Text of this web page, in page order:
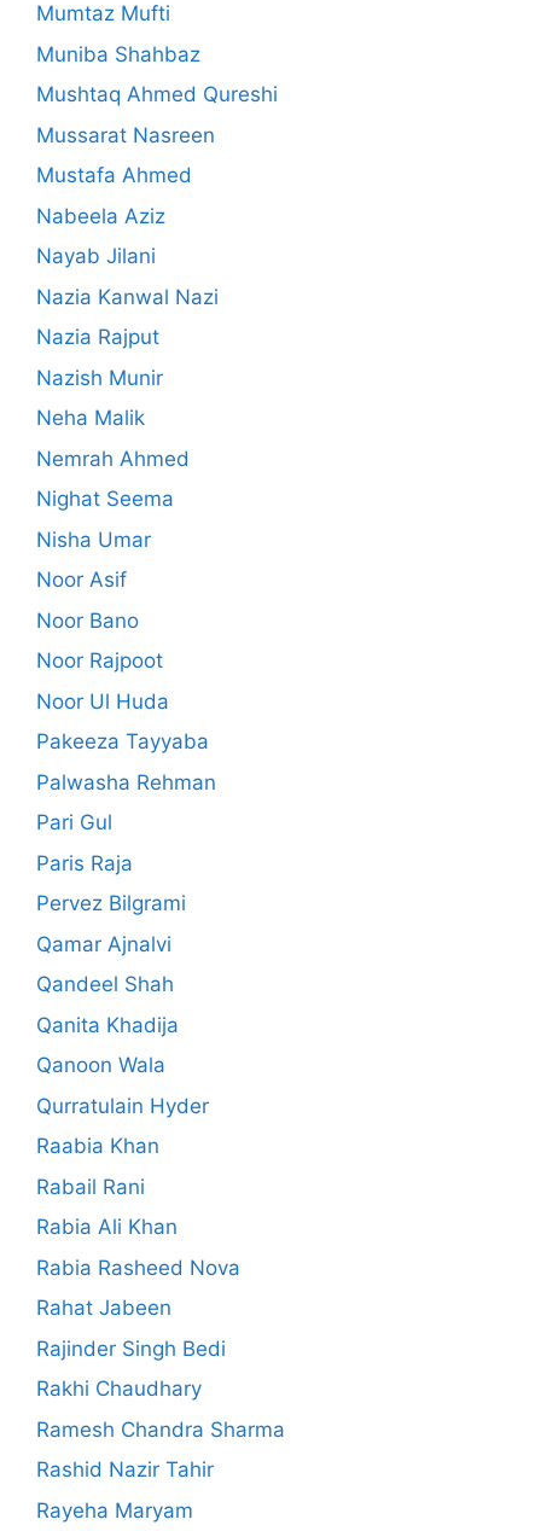
Mumtaz Mufti
Muniba Shahbaz
Mushtaq Ahmed Qureshi
Mussarat Nasreen
Mustafa Ahmed
Nabeela Aziz
Nayab Jilani
Nazia Kanwal Nazi
Nazia Rajput
Nazish Munir
Neha Malik
Nemrah Ahmed
Nighat Seema
Nisha Umar
Noor Asif
Noor Bano
Noor Rajpoot
Noor Ul Huda
Pakeeza Tayyaba
Palwasha Rehman
Pari Gul
Paris Raja
Pervez Bilgrami
Qamar Ajnalvi
Qandeel Shah
Qanita Khadija
Qanoon Wala
Qurratulain Hyder
Raabia Khan
Rabail Rani
Rabia Ali Khan
Rabia Rasheed Nova
Rahat Jabeen
Rajinder Singh Bedi
Rakhi Chaudhary
Ramesh Chandra Sharma
Rashid Nazir Tahir
Rayeha Maryam